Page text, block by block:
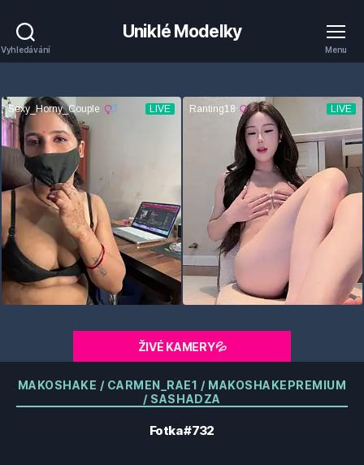
Vyhledávání
Uniklé Modelky
Menu
ŽIVÉ KAMERY💦
Kategorie
MAKOSHAKE / CARMEN_RAE1 / MAKOSHAKEPREMIUM
/ SASHADZA
Fotka #732